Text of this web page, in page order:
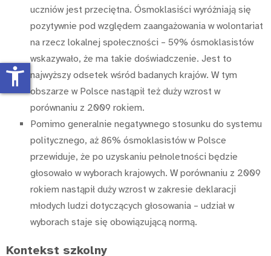
uczniów jest przeciętna. Ósmoklasiści wyróżniają się
pozytywnie pod względem zaangażowania w wolontariat
na rzecz lokalnej społeczności – 59% ósmoklasistów
wskazywało, że ma takie doświadczenie. Jest to
najwyższy odsetek wśród badanych krajów. W tym
obszarze w Polsce nastąpił też duży wzrost w
porównaniu z 2009 rokiem.
Pomimo generalnie negatywnego stosunku do systemu
politycznego, aż 86% ósmoklasistów w Polsce
przewiduje, że po uzyskaniu pełnoletności będzie
głosowało w wyborach krajowych. W porównaniu z 2009
rokiem nastąpił duży wzrost w zakresie deklaracji
młodych ludzi dotyczących głosowania – udział w
wyborach staje się obowiązującą normą.
Kontekst szkolny
accessibility_new